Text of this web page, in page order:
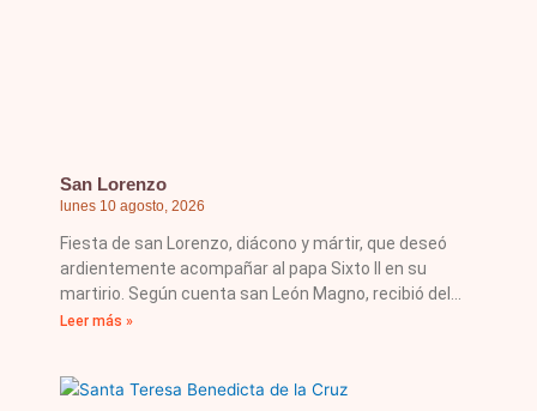
San Lorenzo
lunes 10 agosto, 2026
Fiesta de san Lorenzo, diácono y mártir, que deseó
ardientemente acompañar al papa Sixto II en su
martirio. Según cuenta san León Magno, recibió del
Leer más »